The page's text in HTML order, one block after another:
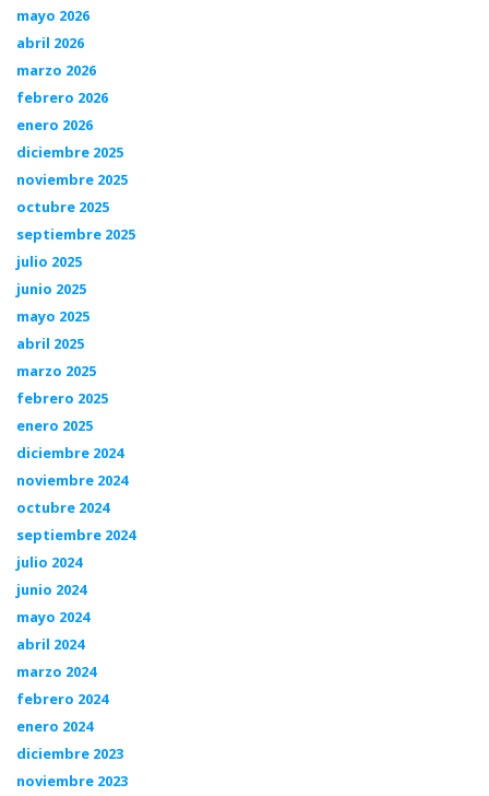
mayo 2026
abril 2026
marzo 2026
febrero 2026
enero 2026
diciembre 2025
noviembre 2025
octubre 2025
septiembre 2025
julio 2025
junio 2025
mayo 2025
abril 2025
marzo 2025
febrero 2025
enero 2025
diciembre 2024
noviembre 2024
octubre 2024
septiembre 2024
julio 2024
junio 2024
mayo 2024
abril 2024
marzo 2024
febrero 2024
enero 2024
diciembre 2023
noviembre 2023